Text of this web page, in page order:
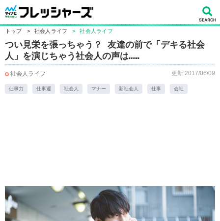
トップ > 社会人ライフ > 社会人ライフ
つい見栄を張っちゃう？ 友達の前で「デキる社会
人」を演じちゃう社会人の声は……
社会人ライフ 更新:2017/06/09
仕事力 仕事運 社会人 マナー 新社会人 仕事 会社